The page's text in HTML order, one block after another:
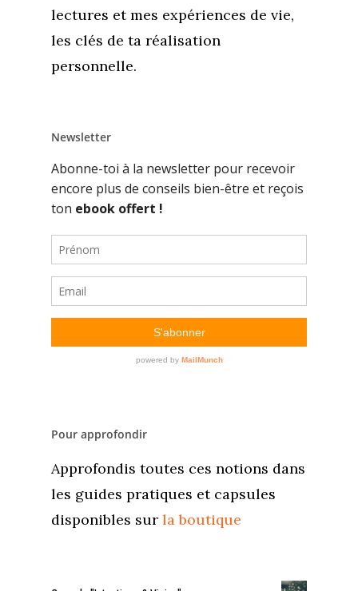
lectures et mes expériences de vie,
les clés de ta réalisation
personnelle.
Newsletter
Pour approfondir
Approfondis toutes ces notions dans
les guides pratiques et capsules
disponibles sur la boutique